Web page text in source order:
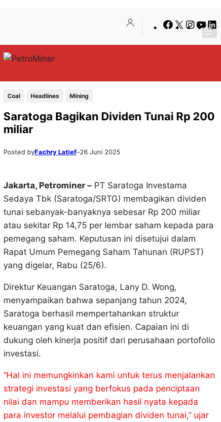
Facebook
X
Coal Headlines Mining
Saratoga Bagikan Dividen Tunai Rp 200
miliar
Posted byFachry Latief–26 Juni 2025
Jakarta, Petrominer –PT Saratoga Investama
Sedaya Tbk (Saratoga/SRTG) membagikan dividen
tunai sebanyak-banyaknya sebesar Rp 200 miliar
atau sekitar Rp 14,75 per lembar saham kepada para
pemegang saham. Keputusan ini disetujui dalam
Rapat Umum Pemegang Saham Tahunan (RUPST)
yang digelar, Rabu (25/6).
Direktur Keuangan Saratoga, Lany D. Wong,
menyampaikan bahwa sepanjang tahun 2024,
Saratoga berhasil mempertahankan struktur
keuangan yang kuat dan efisien. Capaian ini di
dukung oleh kinerja positif dari perusahaan portofolio
investasi.
“Hal ini memungkinkan kami untuk terus menjalankan
strategi investasi yang berfokus pada penciptaan
nilai dan mampu memberikan hasil nyata kepada
para investor melalui pembagian dividen tunai,” ujar